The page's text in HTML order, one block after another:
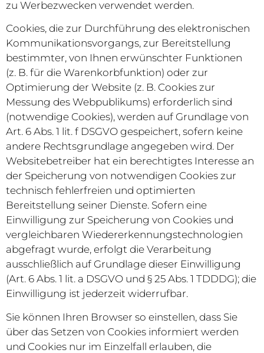
zu Werbezwecken verwendet werden.
Cookies, die zur Durchführung des elektronischen
Kommunikationsvorgangs, zur Bereitstellung
bestimmter, von Ihnen erwünschter Funktionen
(z. B. für die Warenkorbfunktion) oder zur
Optimierung der Website (z. B. Cookies zur
Messung des Webpublikums) erforderlich sind
(notwendige Cookies), werden auf Grundlage von
Art. 6 Abs. 1 lit. f DSGVO gespeichert, sofern keine
andere Rechtsgrundlage angegeben wird. Der
Websitebetreiber hat ein berechtigtes Interesse an
der Speicherung von notwendigen Cookies zur
technisch fehlerfreien und optimierten
Bereitstellung seiner Dienste. Sofern eine
Einwilligung zur Speicherung von Cookies und
vergleichbaren Wiedererkennungstechnologien
abgefragt wurde, erfolgt die Verarbeitung
ausschließlich auf Grundlage dieser Einwilligung
(Art. 6 Abs. 1 lit. a DSGVO und § 25 Abs. 1 TDDDG); die
Einwilligung ist jederzeit widerrufbar.
Sie können Ihren Browser so einstellen, dass Sie
über das Setzen von Cookies informiert werden
und Cookies nur im Einzelfall erlauben, die